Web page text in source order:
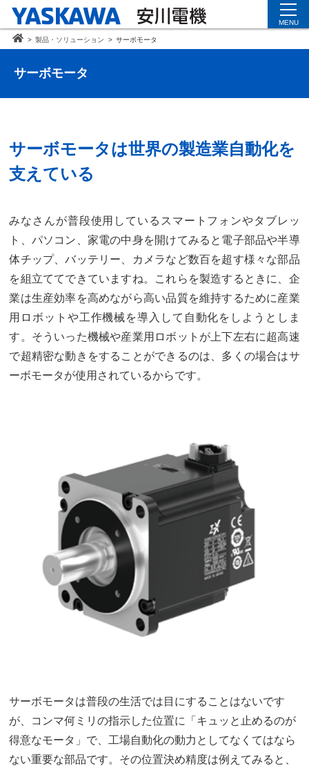
MENU
> 製品・ソリューション > サーボモータ
サーボモータ
サーボモータは世界の製造業自動化を
支えている
みなさんが普段使用しているスマートフォンやタブレッ
ト、パソコン、家電の中身を開けてみると電子部品や半導
体チップ、バッテリー、カメラなど数百を超す様々な部品
を組立ててできていますね。これらを製造するときに、企
業は生産効率を高めながら高い品質を維持するために産業
用ロボットや工作機械を導入して自動化をしようとしま
す。そういった機械や産業用ロボットが上下左右に超高速
で超精密な動きをすることができるのは、多くの場合はサ
ーボモータが使用されているからです。
サーボモータは普段の生活では目にすることはないです
が、コンマ何ミリの指示した位置に「キュッと止めるのが
得意なモータ」で、工場自動化の動力としてなくてはなら
ない重要な部品です。その位置決め精度は例えてみると、